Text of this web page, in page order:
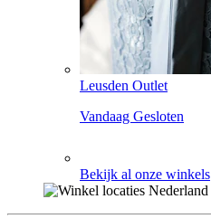
Leusden Outlet
Vandaag Gesloten
Bekijk al onze winkels